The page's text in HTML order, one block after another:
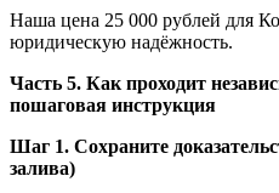
Наша цена 25 000 рублей для
юридическую надёжность.
Часть 5. Как проходит
пошаговая инструкция
Шаг 1. Сохраните
залива)